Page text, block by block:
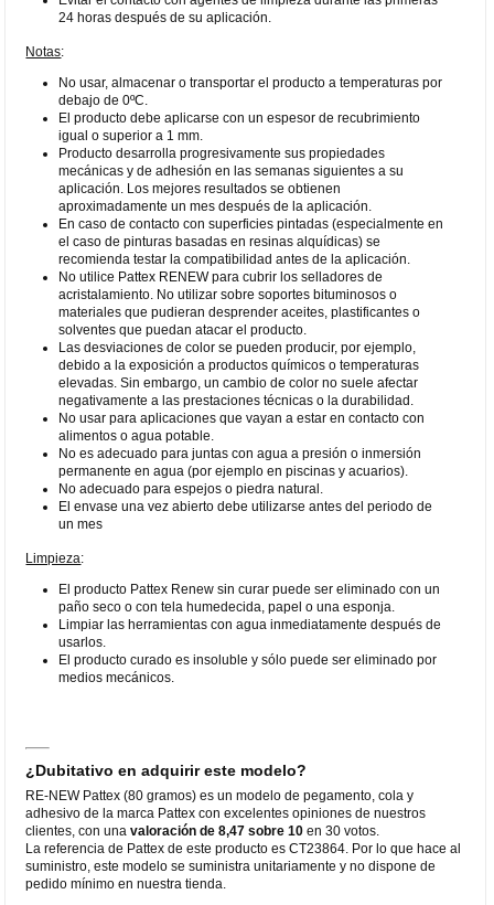
24 horas después de su aplicación.
Notas:
No usar, almacenar o transportar el producto a temperaturas por
debajo de 0ºC.
El producto debe aplicarse con un espesor de recubrimiento
igual o superior a 1 mm.
Producto desarrolla progresivamente sus propiedades
mecánicas y de adhesión en las semanas siguientes a su
aplicación. Los mejores resultados se obtienen
aproximadamente un mes después de la aplicación.
En caso de contacto con superficies pintadas (especialmente en
el caso de pinturas basadas en resinas alquídicas) se
recomienda testar la compatibilidad antes de la aplicación.
No utilice Pattex RENEW para cubrir los selladores de
acristalamiento. No utilizar sobre soportes bituminosos o
materiales que pudieran desprender aceites, plastificantes o
solventes que puedan atacar el producto.
Las desviaciones de color se pueden producir, por ejemplo,
debido a la exposición a productos químicos o temperaturas
elevadas. Sin embargo, un cambio de color no suele afectar
negativamente a las prestaciones técnicas o la durabilidad.
No usar para aplicaciones que vayan a estar en contacto con
alimentos o agua potable.
No es adecuado para juntas con agua a presión o inmersión
permanente en agua (por ejemplo en piscinas y acuarios).
No adecuado para espejos o piedra natural.
El envase una vez abierto debe utilizarse antes del periodo de
un mes
Limpieza:
El producto Pattex Renew sin curar puede ser eliminado con un
paño seco o con tela humedecida, papel o una esponja.
Limpiar las herramientas con agua inmediatamente después de
usarlos.
El producto curado es insoluble y sólo puede ser eliminado por
medios mecánicos.
¿Dubitativo en adquirir este modelo?
RE-NEW Pattex (80 gramos) es un modelo de pegamento, cola y
adhesivo de la marca Pattex con excelentes opiniones de nuestros
clientes, con unavaloración de 8,47 sobre 10 en 30 votos.
La referencia de Pattex de este producto es CT23864. Por lo que hace al
suministro, este modelo se suministra unitariamente y no dispone de
pedido mínimo en nuestra tienda.